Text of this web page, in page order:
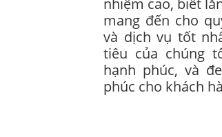
mang đến cho
và dịch vụ tốt
tiêu của chúng
hạnh phúc, và
phúc cho khách